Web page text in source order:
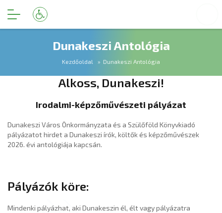
Dunakeszi Antológia
Kezdőoldal Dunakeszi Antológia
Alkoss, Dunakeszi!
Irodalmi-képzőművészeti pályázat
Dunakeszi Város Önkormányzata és a Szülőföld Könyvkiadó
pályázatot hirdet a Dunakeszi írók, költők és képzőművészek
2026. évi antológiája kapcsán.
Pályázók köre:
Mindenki pályázhat, aki Dunakeszin él, élt vagy pályázatra